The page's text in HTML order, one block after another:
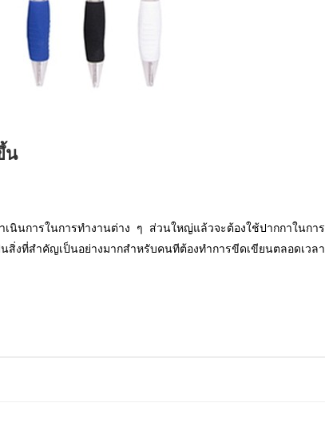
น
นินการในการทำงานต่าง ๆ ส่วนใหญ่แล้วจะต้องใช้ปากกาในการ
สิ่งที่สำคัญเป็นอย่างมากสำหรับคนทีต้องทำการขีดเขียนตลอดเวลา